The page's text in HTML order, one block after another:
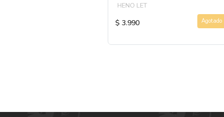
HENO LET
$ 3.990 Agotado